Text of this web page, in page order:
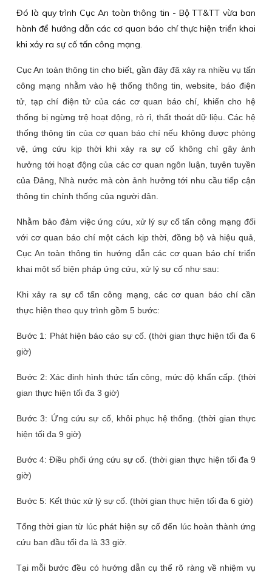
Đó là quy trình Cục An toàn thông tin - Bộ TT&TT vừa ban
hành để hướng dẫn các cơ quan báo chí thực hiện triển khai
khi xảy ra sự cố tấn công mạng.
Cục An toàn thông tin cho biết, gần đây đã xảy ra nhiều vụ tấn
công mạng nhằm vào hệ thống thông tin, website, báo điện
tử, tạp chí điện tử của các cơ quan báo chí, khiến cho hệ
thống bị ngừng trệ hoạt động, rò rỉ, thất thoát dữ liệu. Các hệ
thống thông tin của cơ quan báo chí nếu không được phòng
vệ, ứng cứu kịp thời khi xảy ra sự cố không chỉ gây ảnh
hưởng tới hoạt động của các cơ quan ngôn luận, tuyên tuyền
của Đảng, Nhà nước mà còn ảnh hưởng tới nhu cầu tiếp cận
thông tin chính thống của người dân.
Nhằm bảo đảm việc ứng cứu, xử lý sự cố tấn công mạng đối
với cơ quan báo chí một cách kịp thời, đồng bộ và hiệu quả,
Cục An toàn thông tin hướng dẫn các cơ quan báo chí triển
khai một số biện pháp ứng cứu, xử lý sự cố như sau:
Khi xảy ra sự cố tấn công mạng, các cơ quan báo chí cần
thực hiện theo quy trình gồm 5 bước:
Bước 1: Phát hiện báo cáo sự cố. (thời gian thực hiện tối đa 6
giờ)
Bước 2: Xác đinh hình thức tấn công, mức độ khẩn cấp. (thời
gian thực hiện tối đa 3 giờ)
Bước 3: Ứng cứu sự cố, khôi phục hệ thống. (thời gian thực
hiện tối đa 9 giờ)
Bước 4: Điều phối ứng cứu sự cố. (thời gian thực hiện tối đa 9
giờ)
Bước 5: Kết thúc xử lý sự cố. (thời gian thực hiện tối đa 6 giờ)
Tổng thời gian từ lúc phát hiện sự cố đến lúc hoàn thành ứng
cứu ban đầu tối đa là 33 giờ.
Tại mỗi bước đều có hướng dẫn cụ thể rõ ràng về nhiệm vụ